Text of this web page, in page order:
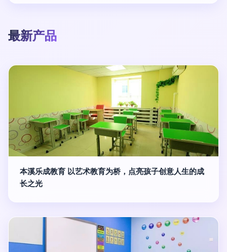
最新产品
本溪乐成教育 以艺术教育为桥，点亮孩子创意人生的成
长之光